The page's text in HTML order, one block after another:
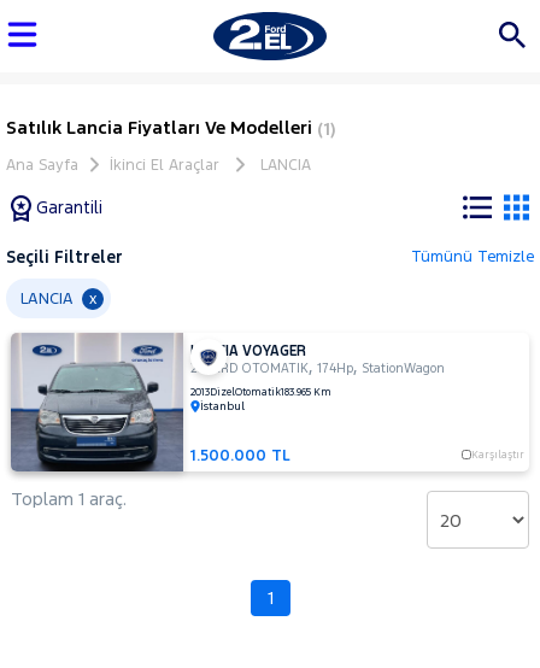
Satılık Lancia Fiyatları Ve Modelleri (1)
Ana Sayfa İkinci El Araçlar LANCIA
Garantili
Tüm
Araçlar
AUDI
BMC
BMW
Seçili Filtreler Tümünü Temizle
LANCIA x
LANCIA VOYAGER
2.8 CRD OTOMATIK,174Hp, StationWagon
2013DizelOtomatik183.965 Km
İstanbul
1.500.000 TL Karşılaştır
Toplam 1 araç.
1